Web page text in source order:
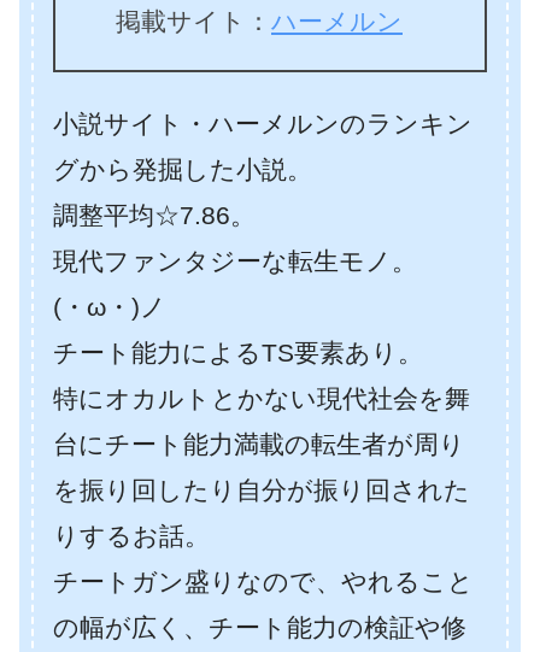
掲載サイト： ハーメルン
小説サイト・ハーメルンのランキン
グから発掘した小説。
調整平均☆7.86。
現代ファンタジーな転生モノ。
(・ω・)ノ
チート能力によるTS要素あり。
特にオカルトとかない現代社会を舞
台にチート能力満載の転生者が周り
を振り回したり自分が振り回された
りするお話。
チートガン盛りなので、やれること
の幅が広く、チート能力の検証や修